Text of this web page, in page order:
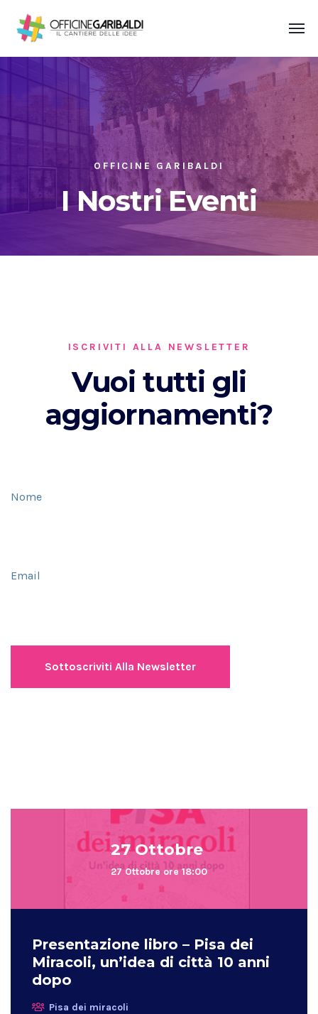
OFFICINE GARIBALDI
I Nostri Eventi
ISCRIVITI ALLA NEWSLETTER
Vuoi tutti gli
aggiornamenti?
Nome
Email
27 Ottobre
27 Ottobre ore 18:00
Presentazione libro – Pisa dei
Miracoli, un’idea di città 10 anni
dopo
Pisa dei miracoli